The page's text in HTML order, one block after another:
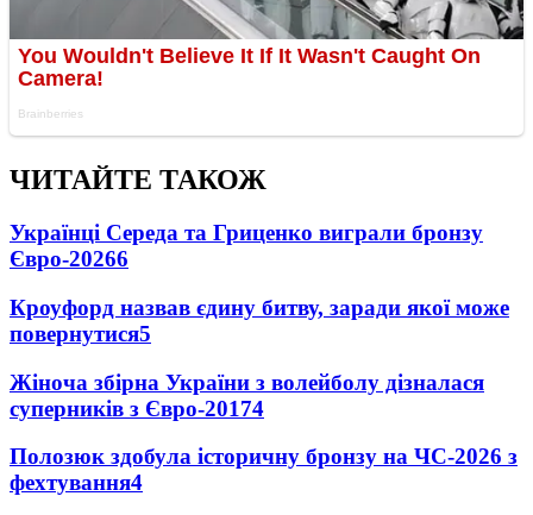
ЧИТАЙТЕ ТАКОЖ
Українці Середа та Гриценко виграли бронзу
Євро-20266
Кроуфорд назвав єдину битву, заради якої може
повернутися5
Жіноча збірна України з волейболу дізналася
суперників з Євро-20174
Полозюк здобула історичну бронзу на ЧС-2026 з
фехтування4